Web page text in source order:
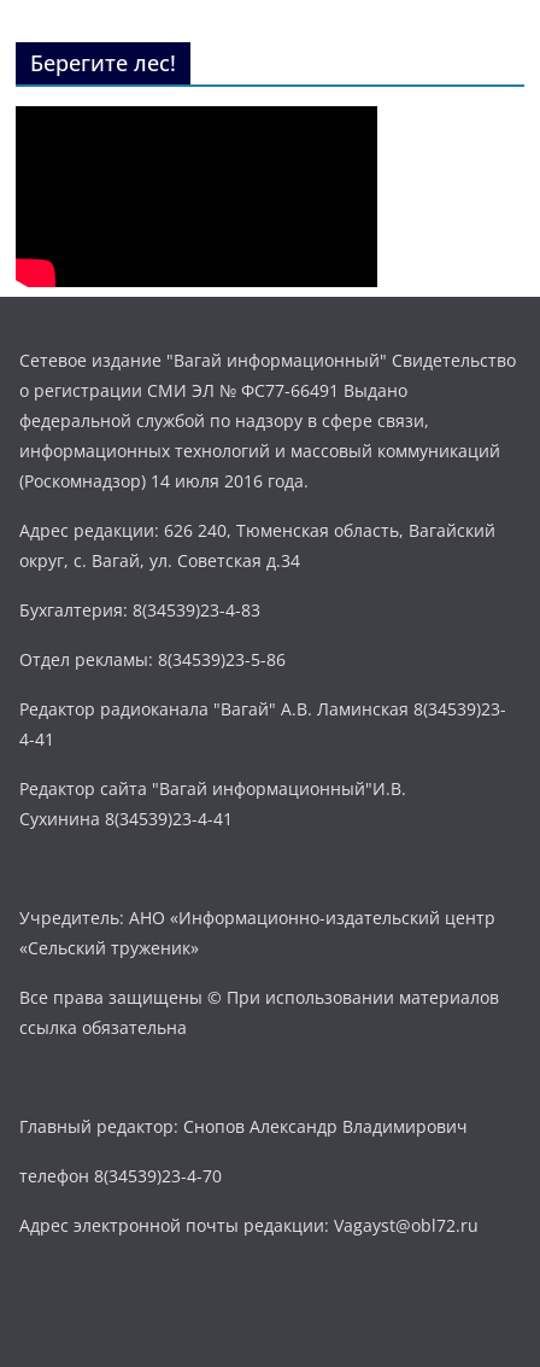
Берегите лес!
Сетевое издание "Вагай информационный" Свидетельство
о регистрации СМИ ЭЛ № ФС77-66491 Выдано
федеральной службой по надзору в сфере связи,
информационных технологий и массовый коммуникаций
(Роскомнадзор) 14 июля 2016 года.
Адрес редакции: 626 240, Тюменская область, Вагайский
округ, с. Вагай, ул. Советская д.34
Бухгалтерия: 8(34539)23-4-83
Отдел рекламы: 8(34539)23-5-86
Редактор радиоканала "Вагай" А.В. Ламинская 8(34539)23-
4-41
Редактор сайта "Вагай информационный"И.В.
Сухинина 8(34539)23-4-41
Учредитель: АНО «Информационно-издательский центр
«Сельский труженик»
Все права защищены © При использовании материалов
ссылка обязательна
Главный редактор: Снопов Александр Владимирович
телефон 8(34539)23-4-70
Адрес электронной почты редакции: Vagayst@obl72.ru